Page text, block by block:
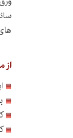
های کرکره ای
از